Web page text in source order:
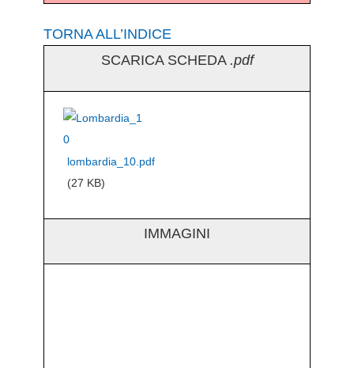
TORNA ALL’INDICE
SCARICA SCHEDA .pdf
lombardia_10.pdf
(27 KB)
IMMAGINI